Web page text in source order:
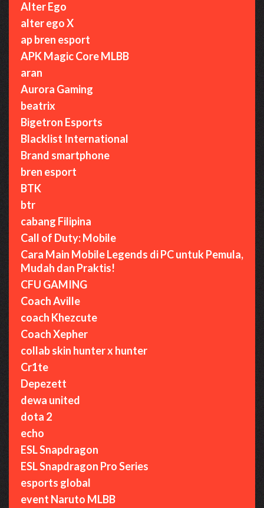
Alter Ego
alter ego X
ap bren esport
APK Magic Core MLBB
aran
Aurora Gaming
beatrix
Bigetron Esports
Blacklist International
Brand smartphone
bren esport
BTK
btr
cabang Filipina
Call of Duty: Mobile
Cara Main Mobile Legends di PC untuk Pemula,
Mudah dan Praktis!
CFU GAMING
Coach Aville
coach Khezcute
Coach Xepher
collab skin hunter x hunter
Cr1te
Depezett
dewa united
dota 2
echo
ESL Snapdragon
ESL Snapdragon Pro Series
esports global
event Naruto MLBB